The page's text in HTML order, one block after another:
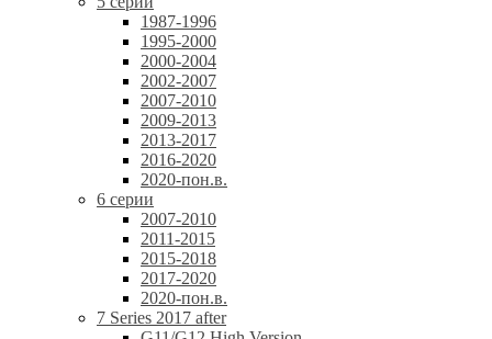
1987-1996
1995-2000
2000-2004
2002-2007
2007-2010
2009-2013
2013-2017
2016-2020
2020-пон.в.
6 серии
2007-2010
2011-2015
2015-2018
2017-2020
2020-пон.в.
7 Series 2017 after